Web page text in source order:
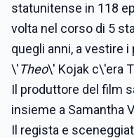
statunitense in 118
volta nel corso di 5
quegli anni, a vestire
\'Theo\' Kojak c\'era
Il produttore del film
insieme a Samantha
Il regista e